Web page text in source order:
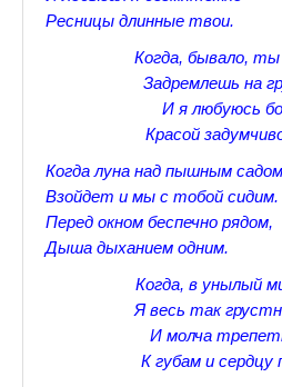
Секции настольного тенниса в
Прогулки по Царскому Селу.
Прогулки по Царскому Селу.
Прогулки по Царскому Селу.
Царскосельские Стихи
Александр Пушкин Стихи
Стихотворения лицеистов
Ресницы длинные твои.
Когда, бывало,
Задремлешь на
И я любуюсь
Красой
Когда луна над пышным садом
Взойдет и мы с тобой сидим.
Перед окном беспечно рядом,
Дыша дыханием одним.
Когда, в унылый
Я весь так
И молча
К губам и сердцу